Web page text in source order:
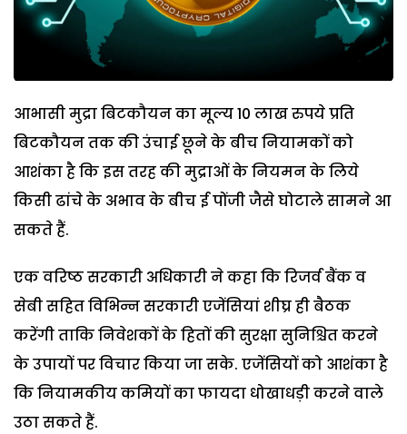
आभासी मुद्रा बिटकौयन का मूल्य 10 लाख रुपये प्रति
बिटकौयन तक की उंचाई छूने के बीच नियामकों को
आशंका है कि इस तरह की मुद्राओं के नियमन के लिये
किसी ढांचे के अभाव के बीच ई पोंजी जैसे घोटाले सामने आ
सकते हैं.
एक वरिष्ठ सरकारी अधिकारी ने कहा कि रिजर्व बैंक व
सेबी सहित विभिन्न सरकारी एजेंसियां शीघ्र ही बैठक
करेंगी ताकि निवेशकों के हितों की सुरक्षा सुनिश्चित करने
के उपायों पर​ विचार किया जा सके. एजेंसियों को आशंका है
कि नियामकीय कमियों का फायदा धोखाधड़ी करने वाले
उठा सकते हैं.